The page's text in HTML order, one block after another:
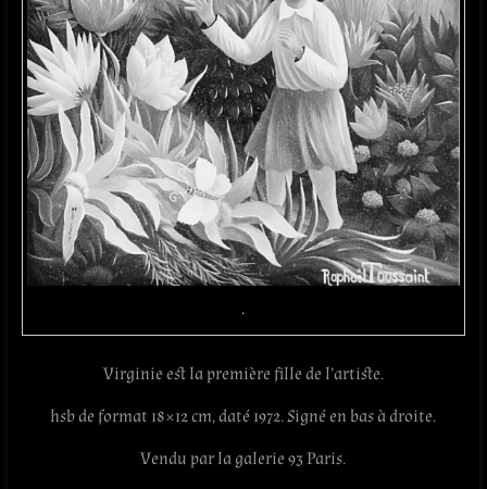
.
Virginie est la première fille de l’artiste.
hsb de format 18×12 cm, daté 1972. Signé en bas à droite.
Vendu par la galerie 93 Paris.